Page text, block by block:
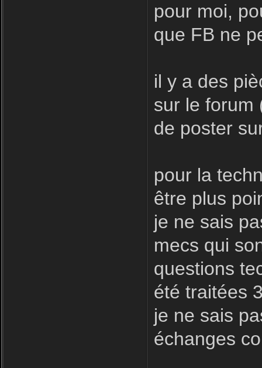
pour moi,
que FB ne
il y a des
sur le forum
de poster
pour la
être plus
je ne sais
mecs qui
questions
été traitées
je ne sais
échanges